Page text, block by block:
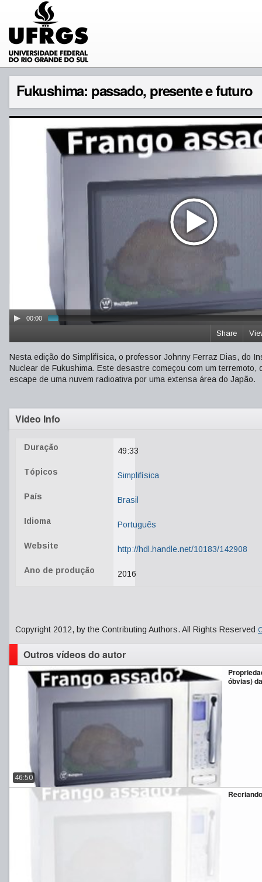
Fukushima: passado, presente e futuro
00:00
Share
Nesta edição do Simplifísica, o professor Johnny Ferraz Dias, do
Nuclear de Fukushima. Este desastre começou com um
escape de uma nuvem radioativa por uma extensa área do Japão.
Video Info
Duração 49:33
Tópicos Simplifísica
País Brasil
Idioma Português
Website http://hdl.handle.net/10183/142908
Ano de produção 2016
Copyright 2012, by the Contributing Authors. All Rights Reserved
Outros vídeos do autor
óbvias)
46:50